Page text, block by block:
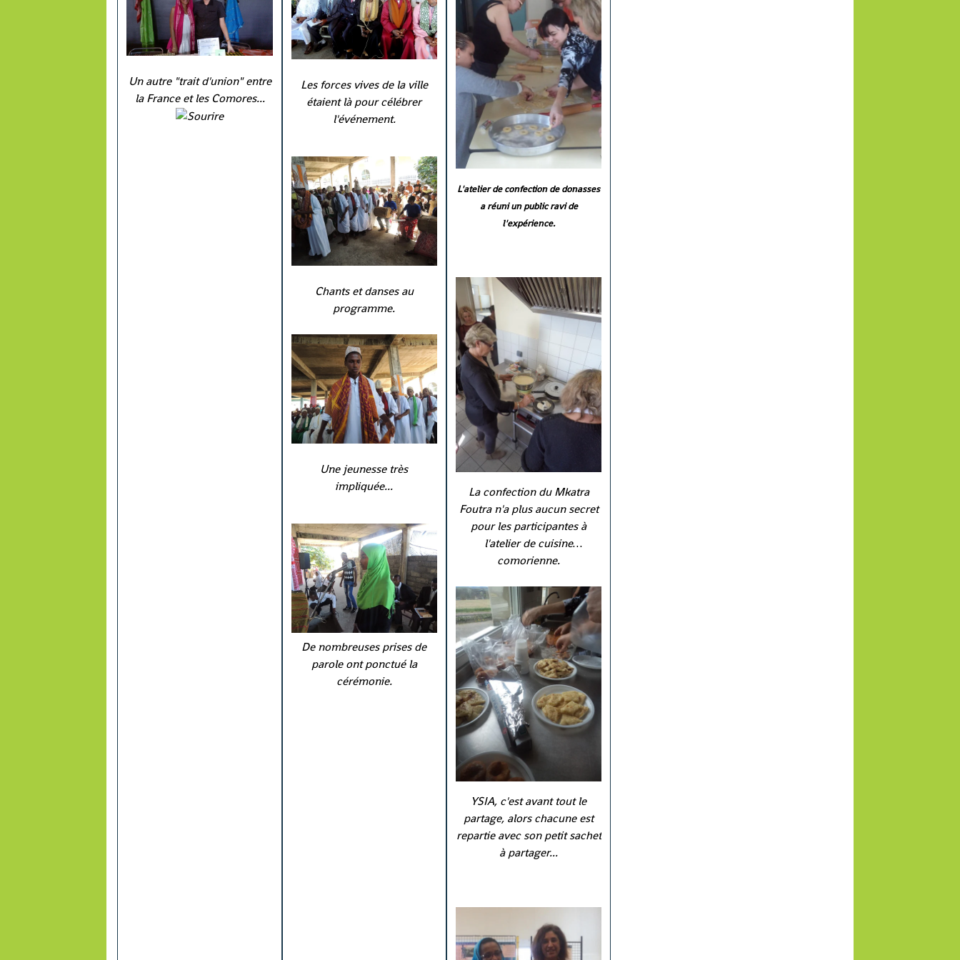
Un autre "trait d'union" entre
la France et les Comores...
Les forces vives de la ville
étaient là pour célébrer
l'événement.
Chants et danses au
programme.
Une jeunesse très
impliquée...
De nombreuses prises de
parole ont ponctué la
cérémonie.
L'atelier de confection de donasses
a réuni un public ravi de
l'expérience.
La confection du Mkatra
Foutra n'a plus aucun secret
pour les participantes à
l'atelier de cuisine
comorienne.
YSIA, c'est avant tout le
partage, alors chacune est
repartie avec son petit sachet
à partager...